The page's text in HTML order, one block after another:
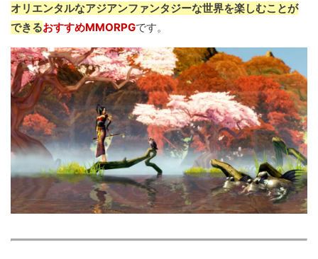
オリエンタルなアジアンファンタジーな世界を楽しむことが
できるおすすめMMORPGです。